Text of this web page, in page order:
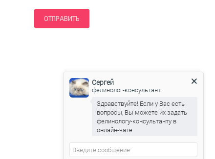
Сергей
фелинолог-консультант
Здравствуйте! Если у Вас есть
вопросы, Вы можете их задать
фелинологу-консультанту в
онлайн-чате